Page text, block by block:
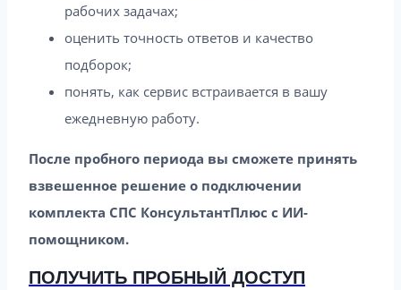
рабочих задачах;
оценить точность ответов и качество
подборок;
понять, как сервис встраивается в вашу
ежедневную работу.
После пробного периода вы сможете принять
взвешенное решение о подключении
комплекта СПС КонсультантПлюс с ИИ-
помощником.
ПОЛУЧИТЬ ПРОБНЫЙ ДОСТУП